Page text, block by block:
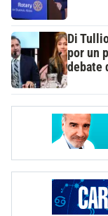
Di
por un
debate